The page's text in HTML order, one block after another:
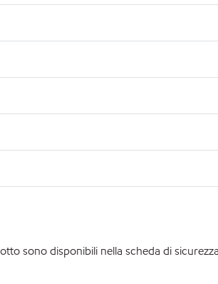
sono disponibili nella scheda di